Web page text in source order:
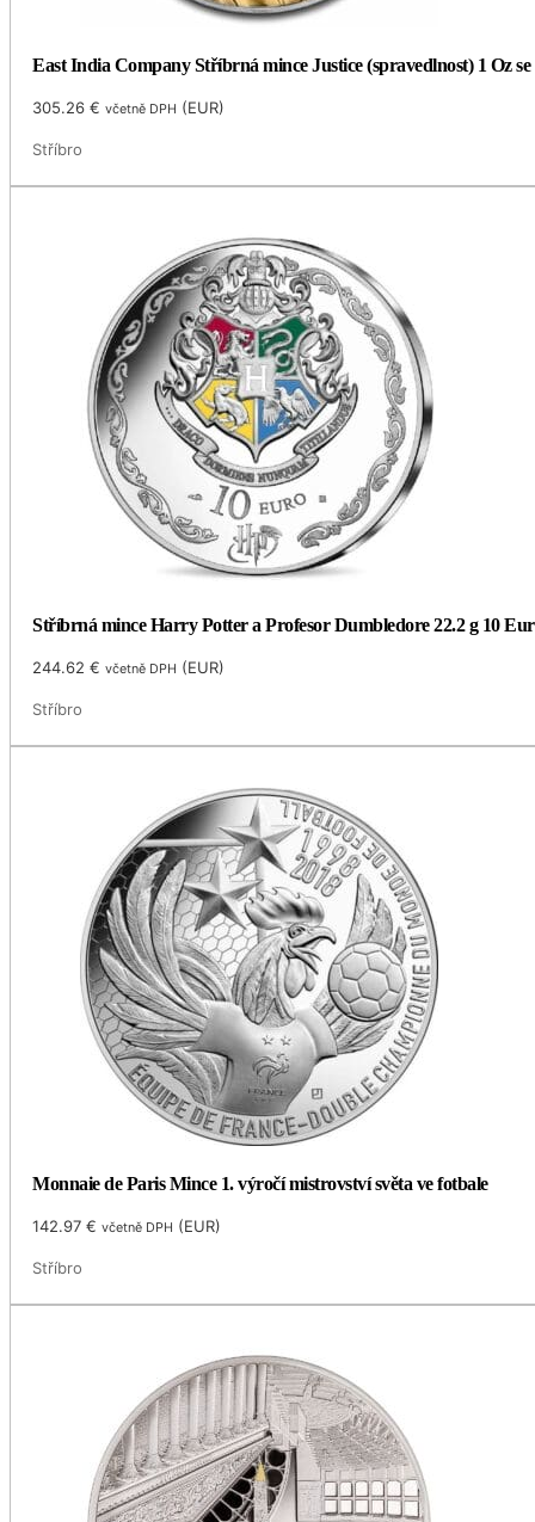
East India Company Stříbrná mince Justice (spravedlnost) 1 Oz
305.26€ včetně DPH (EUR)
Stříbro
Stříbrná mince Harry Potter a Profesor Dumbledore 22.2 g 10
244.62€ včetně DPH (EUR)
Stříbro
Monnaie de Paris Mince 1. výročí mistrovství světa ve fotbale
142.97€ včetně DPH (EUR)
Stříbro